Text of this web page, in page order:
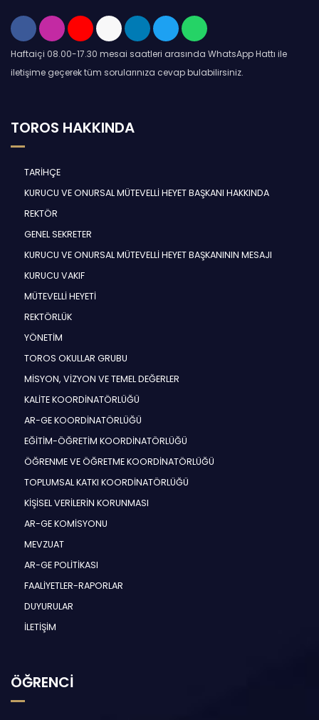
Haftaiçi 08.00-17.30 mesai saatleri arasında WhatsApp Hattı ile
iletişime geçerek tüm sorularınıza cevap bulabilirsiniz.
TOROS HAKKINDA
TARİHÇE
KURUCU VE ONURSAL MÜTEVELLİ HEYET BAŞKANI HAKKINDA
REKTÖR
GENEL SEKRETER
KURUCU VE ONURSAL MÜTEVELLİ HEYET BAŞKANININ MESAJI
KURUCU VAKIF
MÜTEVELLİ HEYETİ
REKTÖRLÜK
YÖNETİM
TOROS OKULLAR GRUBU
MİSYON, VİZYON VE TEMEL DEĞERLER
KALİTE KOORDİNATÖRLÜĞÜ
AR-GE KOORDİNATÖRLÜĞÜ
EĞİTİM-ÖĞRETİM KOORDİNATÖRLÜĞÜ
ÖĞRENME VE ÖĞRETME KOORDİNATÖRLÜĞÜ
TOPLUMSAL KATKI KOORDİNATÖRLÜĞÜ
KİŞİSEL VERİLERİN KORUNMASI
AR-GE KOMİSYONU
MEVZUAT
AR-GE POLİTİKASI
FAALİYETLER-RAPORLAR
DUYURULAR
İLETİŞİM
ÖĞRENCİ